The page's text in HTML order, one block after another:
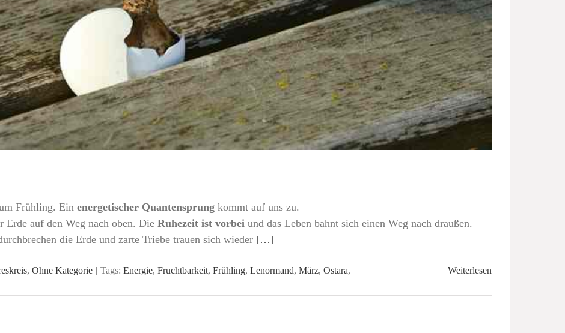
Frühling. Ein energetischer Quantensprung kommt auf uns zu.
Erde auf den Weg nach oben. Die Ruhezeit ist vorbei und das Leben bahnt sich einen Weg nach draußen.
die Erde und zarte Triebe trauen sich wieder […]
, Ohne Kategorie | Tags: Energie, Fruchtbarkeit, Frühling, Lenormand, März, Ostara,
Weiterlesen